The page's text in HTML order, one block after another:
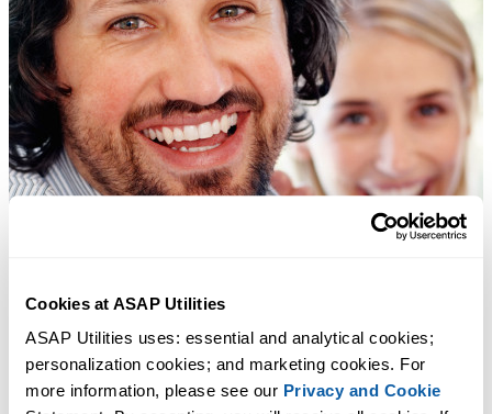
Cookies at ASAP Utilities
ASAP Utilities uses: essential and analytical cookies;
personalization cookies; and marketing cookies. For
more information, please see our Privacy and Cookie